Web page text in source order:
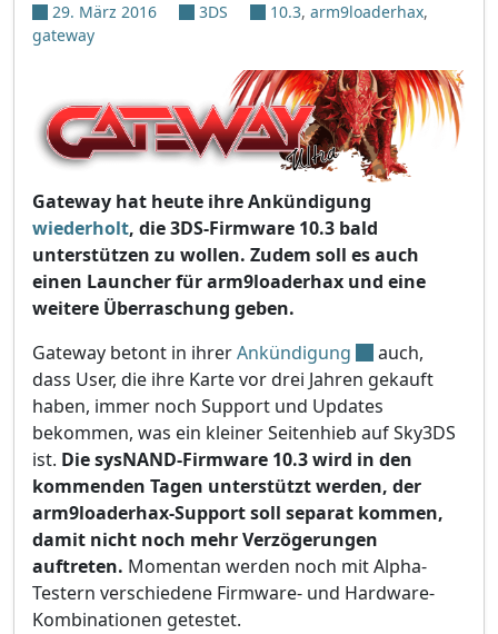
29. März 2016 3DS 10.3, arm9loaderhax,
gateway
Gateway hat heute ihre Ankündigung
wiederholt, die 3DS-Firmware 10.3 bald
unterstützen zu wollen. Zudem soll es auch
einen Launcher für arm9loaderhax und eine
weitere Überraschung geben.
Gateway betont in ihrerAnkündigung
auch,
dass User, die ihre Karte vor drei Jahren gekauft
haben, immer noch Support und Updates
bekommen, was ein kleiner Seitenhieb auf Sky3DS
ist. Die sysNAND-Firmware 10.3 wird in den
kommenden Tagen unterstützt werden, der
arm9loaderhax-Support soll separat kommen,
damit nicht noch mehr Verzögerungen
auftreten. Momentan werden noch mit Alpha-
Testern verschiedene Firmware- und Hardware-
Kombinationen getestet.